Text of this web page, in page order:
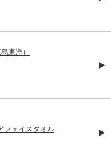
東洋）
フェイスタオル